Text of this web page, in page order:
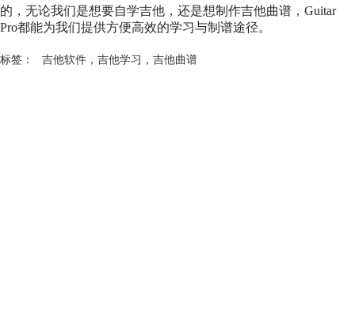
的，无论我们是想要自学吉他，还是想制作吉他曲谱 ，Guitar
Pro都能为我们提供方便高效的学习与制谱途径。
标签： 吉他软件， 吉他学习 ， 吉他曲谱